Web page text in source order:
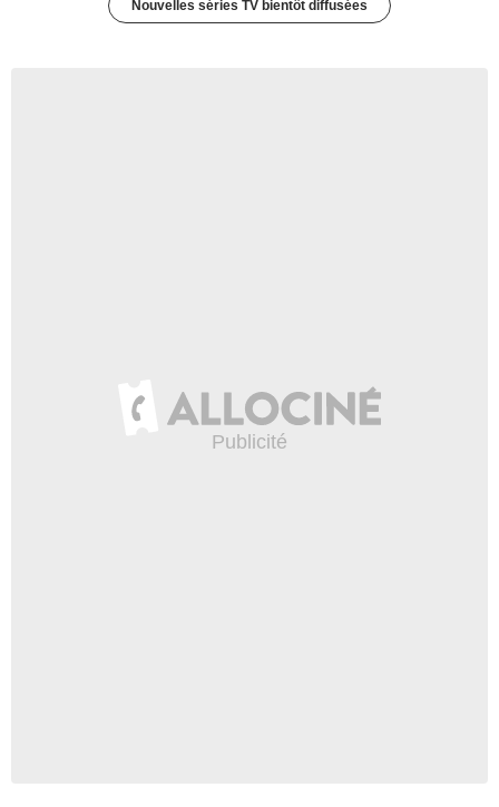
Nouvelles séries TV bientôt diffusées